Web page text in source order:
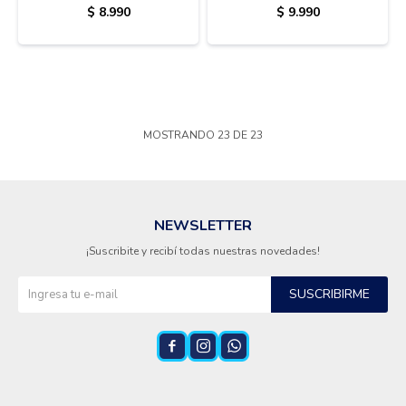
$ 8.990 $ 9.990
MOSTRANDO 23 DE 23
NEWSLETTER
¡Suscribite y recibí todas nuestras novedades!
SUSCRIBIRME
  